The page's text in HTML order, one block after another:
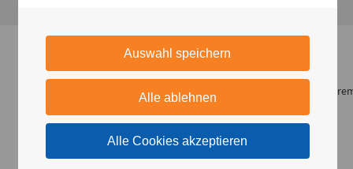
Flemmingstraße 2 (N022/Haus
Telefon
36328
Geburtensaal
Babygalerie
Hier gelangen Sie zur Babygalerie von
Dienstleister babysmile24.
Auswahl speichern
Alle ablehnen
Alle Cookies akzeptieren